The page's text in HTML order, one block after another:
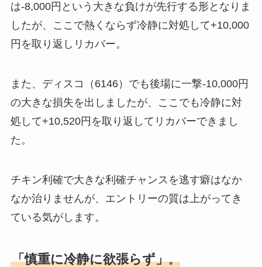
は-8,000円という大きな負けが先行する形となりま
したが、ここで熱くならず冷静に対処して+10,000
円を取り返しリカバー。
また、ディスコ（6146）でも後場に一撃-10,000円
の大きな損失を出しましたが、ここでも冷静に対
処して+10,520円を取り返してリカバーできまし
た。
チキン利確で大きな利確チャンスを逃す癖はなか
なか治りませんが、エントリーの質は上がってき
ている気がします。
「慎重に冷静に欲張らず」。